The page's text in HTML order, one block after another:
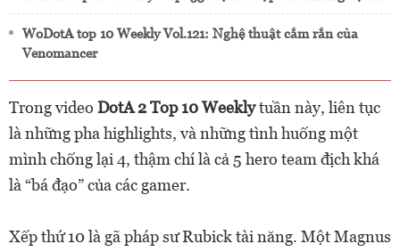
WoDotA top 10 Weekly Vol.121: Nghệ thuật cắm rắn của
Venomancer
Trong video DotA 2 Top 10 Weeklytuần này, liên tục
là những pha highlights, và những tình huống một
mình chống lại 4, thậm chí là cả 5 hero team địch khá
là “bá đạo” của các gamer.
Xếp thứ 10 là gã pháp sư Rubick tài năng. Một Magnus